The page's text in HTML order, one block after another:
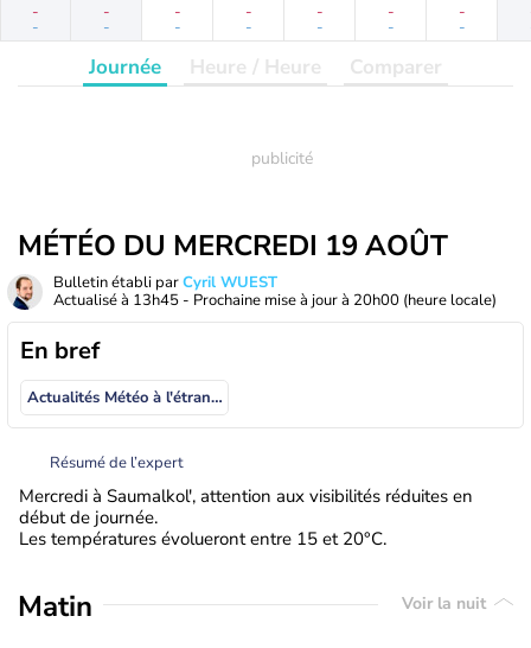
-
-
-
-
-
-
-
-
-
-
-
-
-
-
Journée Heure / Heure Comparer
MÉTÉO DU MERCREDI 19 AOÛT
Bulletin établi parCyril WUEST
Actualisé à 13h45 - Prochaine mise à jour à 20h00 (heure locale)
En bref
Actualités Météo à l'étranger
Résumé de l’expert
Mercredi à Saumalkol', attention aux visibilités réduites en
début de journée.
Les températures évolueront entre 15 et 20°C.
Matin Voir la nuit